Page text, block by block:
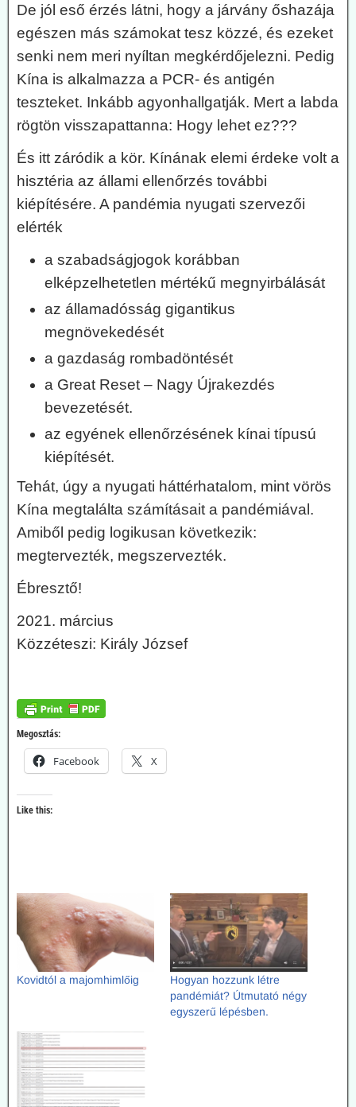
De jól eső érzés látni, hogy a járvány őshazája
egészen más számokat tesz közzé, és ezeket
senki nem meri nyíltan megkérdőjelezni. Pedig
Kína is alkalmazza a PCR- és antigén
teszteket. Inkább agyonhallgatják. Mert a labda
rögtön visszapattanna: Hogy lehet ez???
És itt záródik a kör. Kínának elemi érdeke volt a
hisztéria az állami ellenőrzés további
kiépítésére. A pandémia nyugati szervezői
elérték
a szabadságjogok korábban
elképzelhetetlen mértékű megnyirbálását
az államadósság gigantikus
megnövekedését
a gazdaság rombadöntését
a Great Reset – Nagy Újrakezdés
bevezetését.
az egyének ellenőrzésének kínai típusú
kiépítését.
Tehát, úgy a nyugati háttérhatalom, mint vörös
Kína megtalálta számításait a pandémiával.
Amiből pedig logikusan következik:
megtervezték, megszervezték.
Ébresztő!
2021. március
Közzéteszi: Király József
Megosztás:
Facebook X
Like this:
Kovidtól a majomhimlőig
Hogyan hozzunk létre
pandémiát? Útmutató négy
egyszerű lépésben.